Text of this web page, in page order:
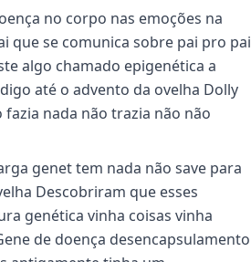
no corpo nas emoções na
que se comunica sobre pai pro pai
algo chamado epigenética a
até o advento da ovelha Dolly
nada não trazia não não
genet tem nada não save para
Descobriram que esses
genética vinha coisas vinha
de doença desencapsulamento